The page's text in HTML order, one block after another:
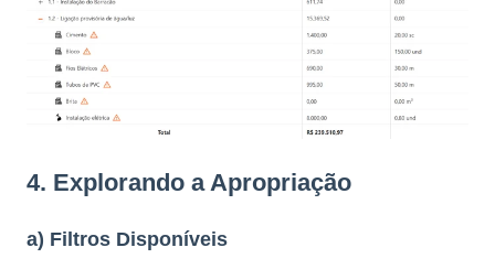
4. Explorando a Apropriação
a) Filtros Disponíveis